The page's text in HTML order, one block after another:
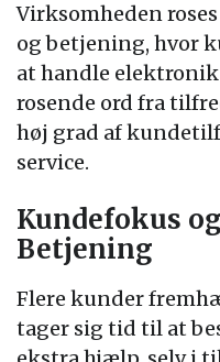
Virksomheden
og betjening, hvor
at handle elektronik
rosende ord fra
høj grad af
service.
Kundefokus
Betjening
Flere kunder
tager sig tid til at